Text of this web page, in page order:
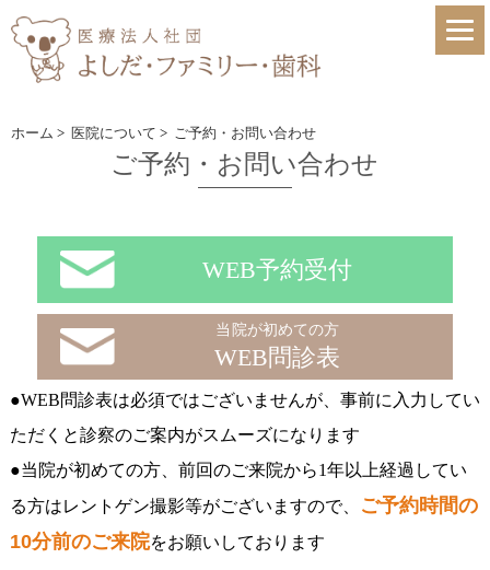
ホーム > 医院について > ご予約・お問い合わせ
ご予約・お問い合わせ
WEB予約受付
当院が初めての方
WEB問診表
●WEB問診表は必須ではございませんが、事前に入力してい
ただくと診察のご案内がスムーズになります
●当院が初めての方、前回のご来院から1年以上経過してい
る方はレントゲン撮影等がございますので、
ご予約時間の
10分前のご来院をお願いしております